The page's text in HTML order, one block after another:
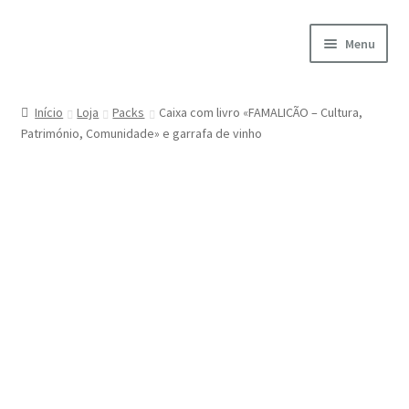
Menu
A minha conta
Início Loja Packs
Caixa com livro «FAMALICÃO – Cultura,
Património, Comunidade» e garrafa de vinho